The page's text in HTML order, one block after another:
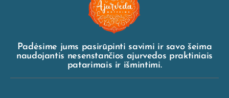
Padėsime jums pasirūpinti savimi ir savo šeima
naudojantis nesenstančios ajurvedos praktiniais
patarimais ir išmintimi.